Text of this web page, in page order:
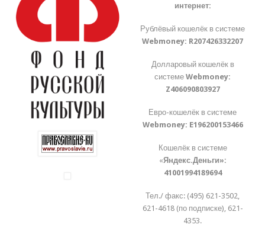
интернет:
Рублёвый кошелёк в системе
Webmoney: R207426332207
Долларовый кошелёк в
системеWebmoney:
Z406090803927
Евро-кошелёк в системе
Webmoney: E196200153466
Кошелёк в системе
«Яндекс.Деньги»:
41001994189694
Тел./ факс: (495) 621-3502,
621-4618 (по подписке), 621-
4353.